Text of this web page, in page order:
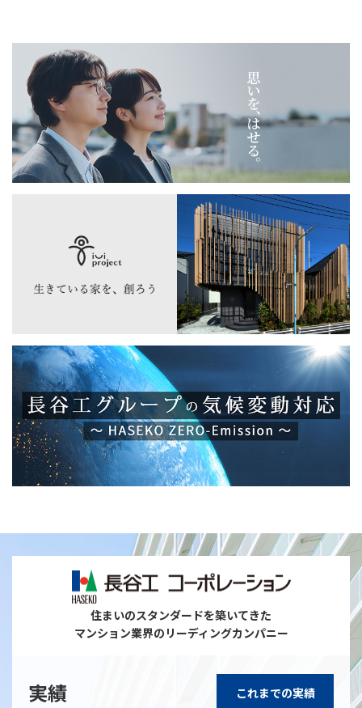
住まいのスタンダードを築いてきた
マンション業界のリーディングカンパニー
実績 これまでの実績